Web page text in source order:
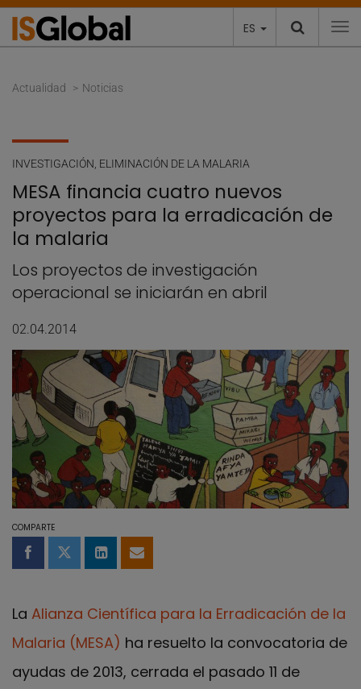
ES
Actualidad Noticias
INVESTIGACIÓN ELIMINACIÓN DE LA MALARIA
MESA financia cuatro nuevos
proyectos para la erradicación de
la malaria
Los proyectos de investigación
operacional se iniciarán en abril
02.04.2014
COMPARTE
Compartir en Facebook
Compartir en Twitter
Compartir en LinkedIn
Compartir por email
La Alianza Científica para la Erradicación de la
Malaria (MESA) ha resuelto la convocatoria de
ayudas de 2013, cerrada el pasado 11 de